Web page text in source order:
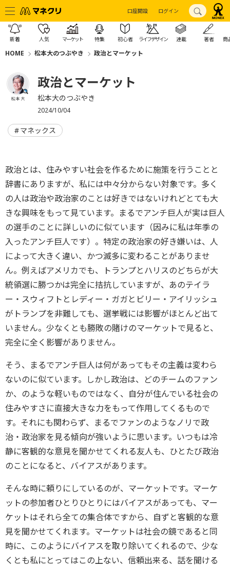
口座開設 ログイン
新着 人気 マーケット 特集 初心者 ライフデザイン 連載 著者 商
HOME 松本大のつぶやき 政治とマーケット
松本 大
政治とマーケット
松本大のつぶやき
2024/10/04
マネックス
政治とは、住みやすい社会を作るために施策を行うことと
辞書にありますが、私には中々分からない対象です。多く
の人は政治や政治家のことは好きではないけれどとても大
きな興味をもって見ています。まるでアンチ巨人が実は巨人
の選手のことに詳しいのに似ています（因みに私は年季の
入ったアンチ巨人です）。特定の政治家の好き嫌いは、人
によって大きく違い、かつ滅多に変わることがありませ
ん。例えばアメリカでも、トランプとハリスのどちらが大
統領選に勝つかは完全に拮抗していますが、あのテイラ
ー・スウィフトとレディー・ガガとビリー・アイリッシュ
がトランプを非難しても、選挙戦には影響がほとんど出て
いません。少なくとも勝敗の賭けのマーケットで見ると、
完全に全く影響がありません。
そう、まるでアンチ巨人は何があってもその主義は変わら
ないのに似ています。しかし政治は、どのチームのファン
か、のような軽いものではなく、自分が住んでいる社会の
住みやすさに直接大きな力をもって作用してくるもので
す。それにも関わらず、まるでファンのようなノリで政
治・政治家を見る傾向が強いように思います。いつもは冷
静に客観的な意見を聞かせてくれる友人も、ひとたび政治
のことになると、バイアスがあります。
そんな時に頼りにしているのが、マーケットです。マーケ
ットの参加者ひとりひとりにはバイアスがあっても、マー
ケットはそれら全ての集合体ですから、自ずと客観的な意
見を聞かせてくれます。マーケットは社会の鏡であると同
時に、このようにバイアスを取り除いてくれるので、少な
くとも私にとってはこの上ない、信頼出来る、話を聞ける